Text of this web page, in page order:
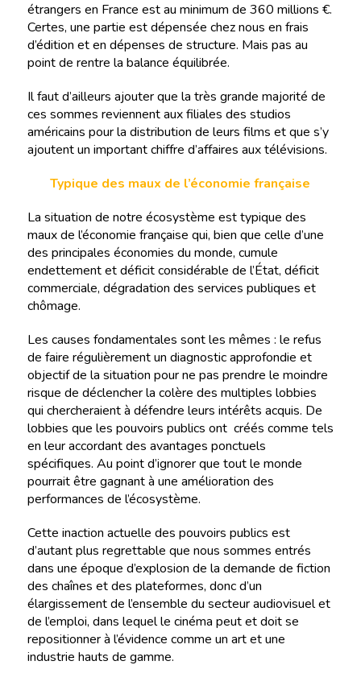
étrangers en France est au minimum de 360 millions €.
Certes, une partie est dépensée chez nous en frais
d’édition et en dépenses de structure. Mais pas au
point de rentre la balance équilibrée.
Il faut d’ailleurs ajouter que la très grande majorité de
ces sommes reviennent aux filiales des studios
américains pour la distribution de leurs films et que s’y
ajoutent un important chiffre d’affaires aux télévisions.
Typique des maux de l’économie française
La situation de notre écosystème est typique des
maux de l’économie française qui, bien que celle d’une
des principales économies du monde, cumule
endettement et déficit considérable de l’État, déficit
commerciale, dégradation des services publiques et
chômage.
Les causes fondamentales sont les mêmes : le refus
de faire régulièrement un diagnostic approfondie et
objectif de la situation pour ne pas prendre le moindre
risque de déclencher la colère des multiples lobbies
qui chercheraient à défendre leurs intérêts acquis. De
lobbies que les pouvoirs publics ont créés comme tels
en leur accordant des avantages ponctuels
spécifiques. Au point d’ignorer que tout le monde
pourrait être gagnant à une amélioration des
performances de l’écosystème.
Cette inaction actuelle des pouvoirs publics est
d’autant plus regrettable que nous sommes entrés
dans une époque d’explosion de la demande de fiction
des chaînes et des plateformes, donc d’un
élargissement de l’ensemble du secteur audiovisuel et
de l’emploi, dans lequel le cinéma peut et doit se
repositionner à l’évidence comme un art et une
industrie hauts de gamme.